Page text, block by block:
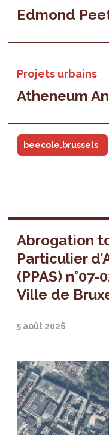
Edmond
Projets urbains
Atheneum
beecole.brussels
Abrogation
Particulier
(PPAS)
Ville de
5 août 2026